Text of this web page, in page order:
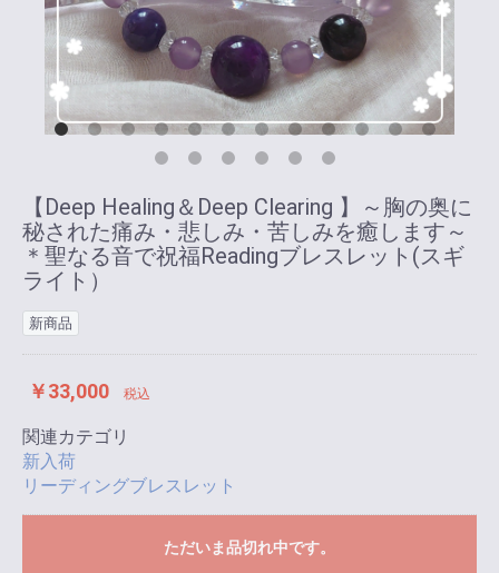
【Deep Healing＆Deep Clearing 】～胸の奥に
秘された痛み・悲しみ・苦しみを癒します～
＊聖なる音で祝福Readingブレスレット(スギ
ライト）
新商品
￥33,000 税込
関連カテゴリ
新入荷
リーディングブレスレット
ただいま品切れ中です。